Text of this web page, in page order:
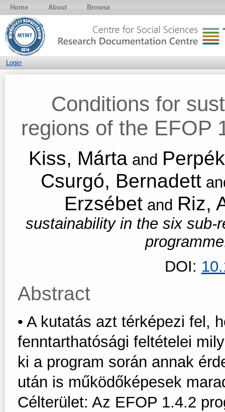
Home About Browse
Login
Conditions for
regions of the EFOP
Kiss, Márta and
Csurgó, Bernadett
Erzsébet and Riz,
sustainability in the six sub-
DOI:
Abstract
• A kutatás azt térképezi fel,
fenntarthatósági feltételei
ki a program során annak
után is működőképesek
Célterület: Az EFOP 1.4.2